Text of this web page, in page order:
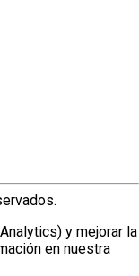
y mejorar la
en nuestra